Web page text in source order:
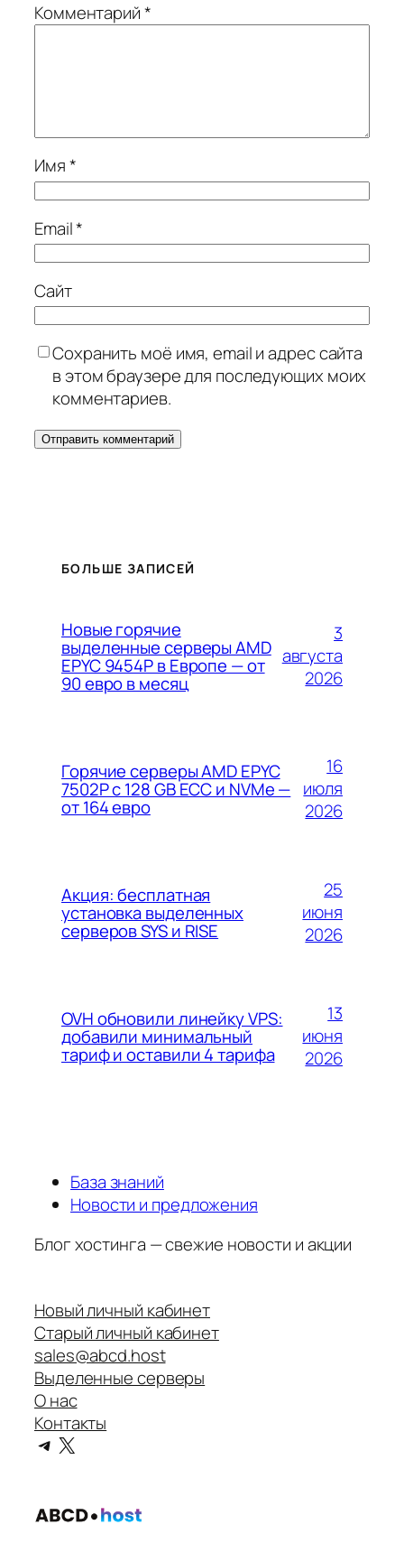
Комментарий*
Имя*
Email*
Сайт
Сохранить моё имя, email и адрес сайта
в этом браузере для последующих моих
комментариев.
БОЛЬШЕ ЗАПИСЕЙ
Новые горячие
выделенные серверы AMD
EPYC 9454P в Европе — от
90 евро в месяц
3
августа
2026
Горячие серверы AMD EPYC
7502P с 128 GB ECC и NVMe —
от 164 евро
16
июля
2026
Акция: бесплатная
установка выделенных
серверов SYS и RISE
25
июня
2026
OVH обновили линейку VPS:
добавили минимальный
тариф и оставили 4 тарифа
13
июня
2026
База знаний
Новости и предложения
Блог хостинга — свежие новости и акции
Новый личный кабинет
Старый личный кабинет
sales@abcd.host
Выделенные серверы
О нас
Контакты
Telegram
X